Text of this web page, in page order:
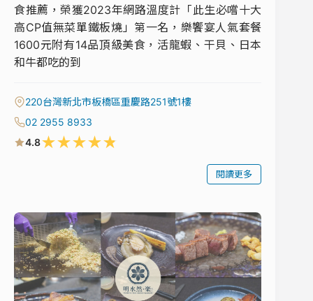
食推薦，榮獲2023年網路溫度計「此生必嚐十大
高CP值無菜單鐵板燒」第一名，樂饗宴人氣套餐
1600元附有14品頂級美食，活龍蝦、干貝、日本
和牛都吃的到
220台灣新北市板橋區重慶路251號1樓
02 2955 8933
4.8★★★★★
閱讀更多